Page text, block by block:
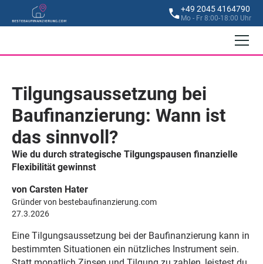
+49 2045 4164790
Mo - Fr 8:00-18:00 Uhr
Tilgungsaussetzung bei
Baufinanzierung: Wann ist
das sinnvoll?
Wie du durch strategische Tilgungspausen finanzielle
Flexibilität gewinnst
von Carsten Hater
Gründer von bestebaufinanzierung.com
27.3.2026
Eine Tilgungsaussetzung bei der Baufinanzierung kann in
bestimmten Situationen ein nützliches Instrument sein.